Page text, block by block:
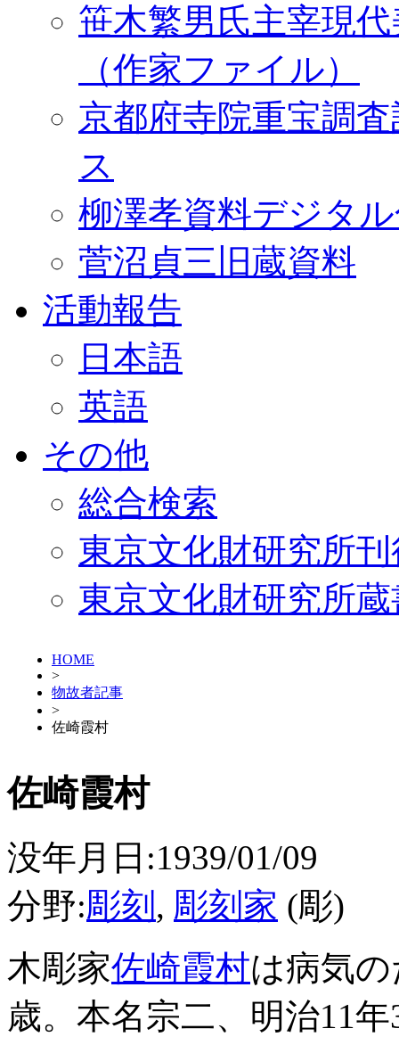
笹木繁男氏主宰現
（作家ファイル）
京都府寺院重宝調
ス
柳澤孝資料デジタ
菅沼貞三旧蔵資料
活動報告
日本語
英語
その他
総合検索
東京文化財研究所
東京文化財研究所
HOME
>
物故者記事
>
佐崎霞村
佐崎霞村
没年月日:1939/01/09
分野:彫刻 , 彫刻家 (彫)
木彫家佐崎霞村は病気
歳。本名宗二、明治11